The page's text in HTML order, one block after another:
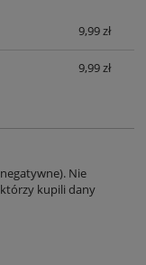
9,99 zł
9,99 zł
Nie
kupili dany